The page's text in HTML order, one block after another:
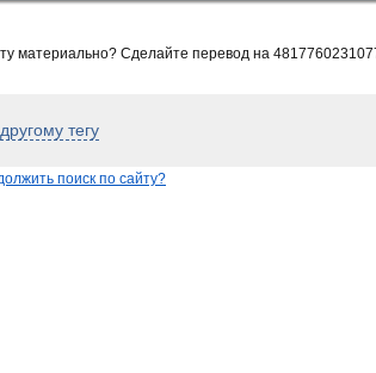
материально? Сделайте перевод на
другому тегу
поиск по сайту?